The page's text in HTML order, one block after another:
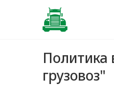
Политика
грузовоз"